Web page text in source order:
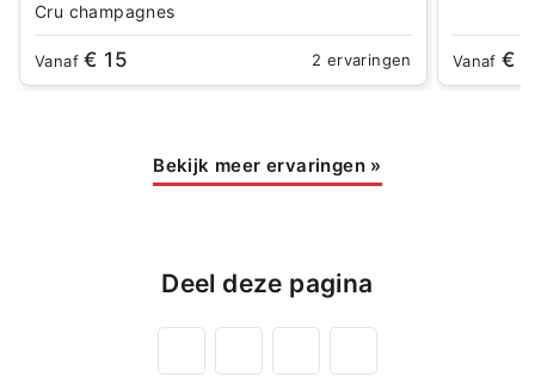
Cru champagnes
Vanaf€ 15 2 ervaringen Vanaf€
Bekijk meer ervaringen »
Deel deze pagina